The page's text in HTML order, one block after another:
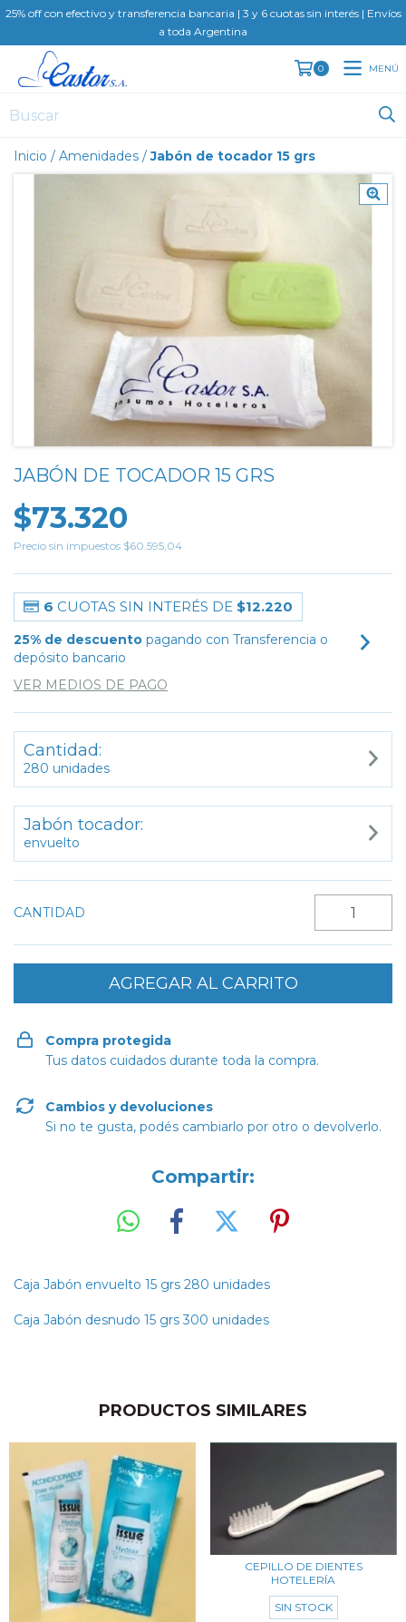
25% off con efectivo y transferencia bancaria | 3 y 6 cuotas sin interés | Envíos
a toda Argentina
0 MENÚ
Inicio / Amenidades / Jabón de tocador 15 grs
JABÓN DE TOCADOR 15 GRS
$73.320
Precio sin impuestos $60.595,04
6 CUOTAS SIN INTERÉS DE $12.220
25% de descuento pagando con Transferencia o
depósito bancario
VER MEDIOS DE PAGO
Cantidad:
280 unidades
Jabón tocador:
envuelto
CANTIDAD
Compra protegida
Tus datos cuidados durante toda la compra.
Cambios y devoluciones
Si no te gusta, podés cambiarlo por otro o devolverlo.
Compartir:
Caja Jabón envuelto 15 grs 280 unidades
Caja Jabón desnudo 15 grs 300 unidades
PRODUCTOS SIMILARES
CEPILLO DE DIENTES
HOTELERÍA
SIN STOCK